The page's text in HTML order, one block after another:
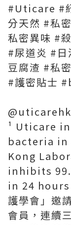
#Uticare #
分天然 #私
私密異味 #
#尿道炎 #
豆腐渣 #私
#護密貼士
@uticarehk
¹ Uticare
bacteria in
Kong
inhibits
in 24
護學會」邀
會員，連續